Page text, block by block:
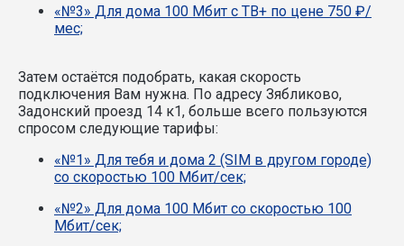
«№3» Для дома 100 Мбит с ТВ+ по цене 750 ₽/
мес;
Затем остаётся подобрать, какая скорость
подключения Вам нужна. По адресу Зябликово,
Задонский проезд 14 к1, больше всего пользуются
спросом следующие тарифы:
«№1» Для тебя и дома 2 (SIM в другом городе)
со скоростью 100 Мбит/сек;
«№2» Для дома 100 Мбит со скоростью 100
Мбит/сек;